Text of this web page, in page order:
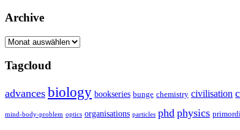
Archive
Archive
Tagcloud
advances biology bookseries bunge chemistry civilisation
mind-body-problem optics organisations particles phd physics